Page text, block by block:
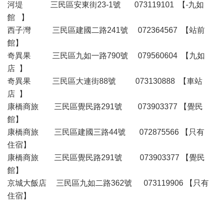
河堤 三民區安東街23-1號 073119101 【-九如
館 】
西子灣 三民區建國二路241號 072364567 【站前
館】
奇異果 三民區九如一路790號 079560604 【九如
店 】
奇異果 三民區大連街88號 073130888 【車站
店 】
康橋商旅 三民區覺民路291號 073903377 【覺民
館】
康橋商旅 三民區建國三路44號 072875566 【只有
住宿】
康橋商旅 三民區覺民路291號 073903377 【覺民
館】
京城大飯店 三民區九如二路362號 073119906 【只有
住宿】